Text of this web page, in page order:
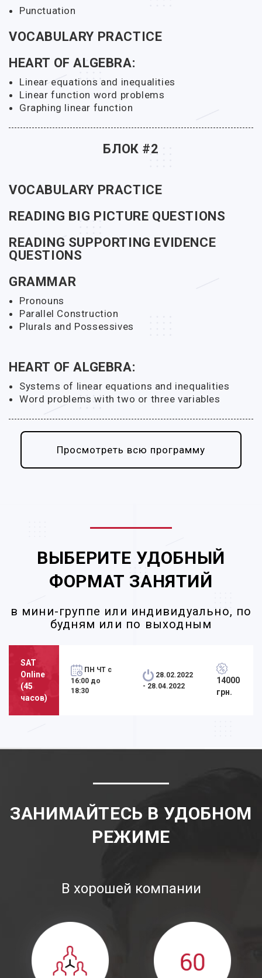
Punctuation
VOCABULARY PRACTICE
HEART OF ALGEBRA:
Linear equations and inequalities
Linear function word problems
Graphing linear function
БЛОК #2
VOCABULARY PRACTICE
READING BIG PICTURE QUESTIONS
READING SUPPORTING EVIDENCE
QUESTIONS
GRAMMAR
Pronouns
Parallel Construction
Plurals and Possessives
HEART OF ALGEBRA:
Systems of linear equations and inequalities
Word problems with two or three variables
Просмотреть всю программу
ВЫБЕРИТЕ УДОБНЫЙ
ФОРМАТ ЗАНЯТИЙ
в мини-группе или индивидуально, по
будням или по выходным
SAT
Online
(45
часов)
ПН ЧТ с
16:00 до
18:30
28.02.2022
- 28.04.2022
14000
грн.
ЗАНИМАЙТЕСЬ В УДОБНОМ
РЕЖИМЕ
В хорошей компании